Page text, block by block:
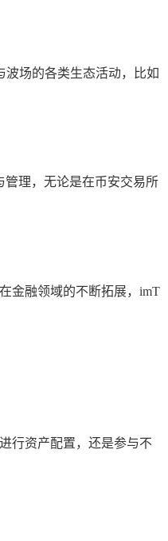
场的各类生态活动，比如
管理，无论是在币安交易所
金融领域的不断拓展，imT
行资产配置，还是参与不